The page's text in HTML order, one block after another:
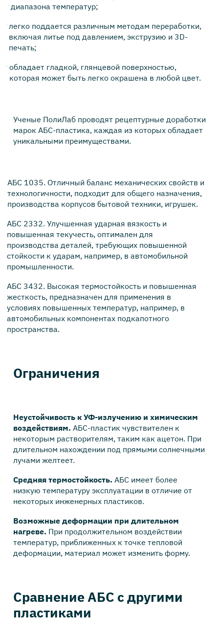
диапазона температур;
легко поддается различным методам переработки,
включая литье под давлением, экструзию и 3D-
печать;
обладает гладкой, глянцевой поверхностью,
которая может быть легко окрашена в любой цвет.
Ученые ПолиЛаб проводят рецептурные доработки
марок АБС-пластика, каждая из которых обладает
уникальными преимуществами.
АБС 1035. Отличный баланс механических свойств и
технологичности, подходит для общего назначения,
производства корпусов бытовой техники, игрушек.
АБС 2332. Улучшенная ударная вязкость и
повышенная текучесть, оптимален для
производства деталей, требующих повышенной
стойкости к ударам, например, в автомобильной
промышленности.
АБС 3432. Высокая термостойкость и повышенная
жесткость, предназначен для применения в
условиях повышенных температур, например, в
автомобильных компонентах подкапотного
пространства.
Ограничения
Неустойчивость к УФ-излучению и химическим
воздействиям. АБС-пластик чувствителен к
некоторым растворителям, таким как ацетон. При
длительном нахождении под прямыми солнечными
лучами желтеет.
Средняя термостойкость. АБС имеет более
низкую температуру эксплуатации в отличие от
некоторых инженерных пластиков.
Возможные деформации при длительном
нагреве. При продолжительном воздействии
температур, приближенных к точке тепловой
деформации, материал может изменить форму.
Сравнение АБС с другими
пластиками